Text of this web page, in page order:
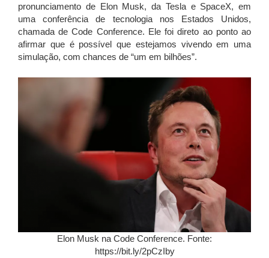
pronunciamento de Elon Musk, da Tesla e SpaceX, em
uma conferência de tecnologia nos Estados Unidos,
chamada de Code Conference. Ele foi direto ao ponto ao
afirmar que é possível que estejamos vivendo em uma
simulação, com chances de “um em bilhões”.
Elon Musk na Code Conference. Fonte:
https://bit.ly/2pCzIby